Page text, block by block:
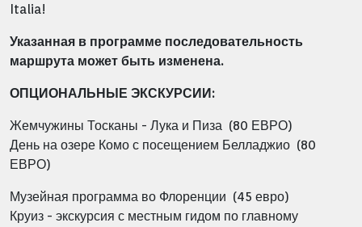
Italia!
Указанная в программе последовательность
маршрута может быть изменена.
ОПЦИОНАЛЬНЫЕ ЭКСКУРСИИ:
Жемчужины Тосканы - Лука и Пиза (80 ЕВРО)
День на озере Комо с посещением Белладжио (80
ЕВРО)
Музейная программа во Флоренции (45 евро)
Круиз - экскурсия с местным гидом по главному